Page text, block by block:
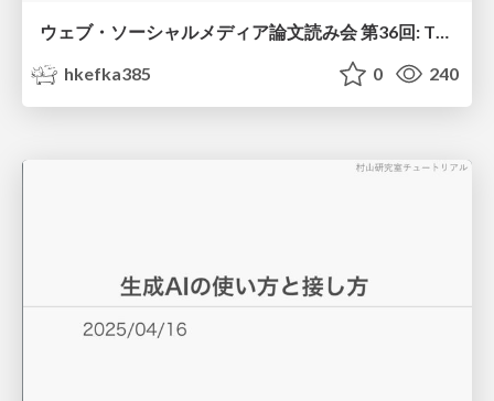
hkefka385
0 240